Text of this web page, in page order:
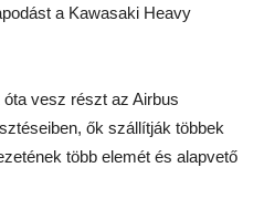
a Kawasaki Heavy
vesz részt az Airbus
ők szállítják többek
több elemét és alapvető